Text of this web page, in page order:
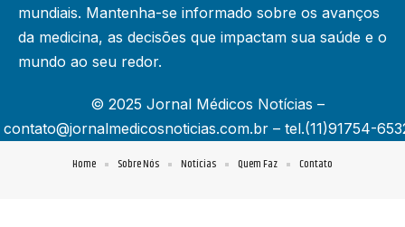
mundiais. Mantenha-se informado sobre os avanços
da medicina, as decisões que impactam sua saúde e o
mundo ao seu redor.
© 2025 Jornal Médicos Notícias –
contato@jornalmedicosnoticias.com.br – tel.(11)91754-
Home Sobre Nós Notícias Quem Faz Contato